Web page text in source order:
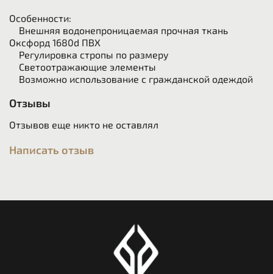
Особенности:
Внешняя водонепроницаемая прочная ткань
Оксфорд 1680d ПВХ
Регулировка стропы по размеру
Светоотражающие элементы
Возможно использование с гражданской одеждой
Отзывы
Отзывов еще никто не оставлял
Написать отзыв